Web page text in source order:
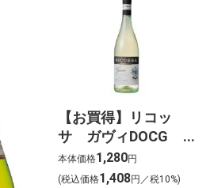
【お買得】リコッ
サ ガヴィDOCG
白 750ml
本体価格1,280円
(税込価格1,408円／税10%)